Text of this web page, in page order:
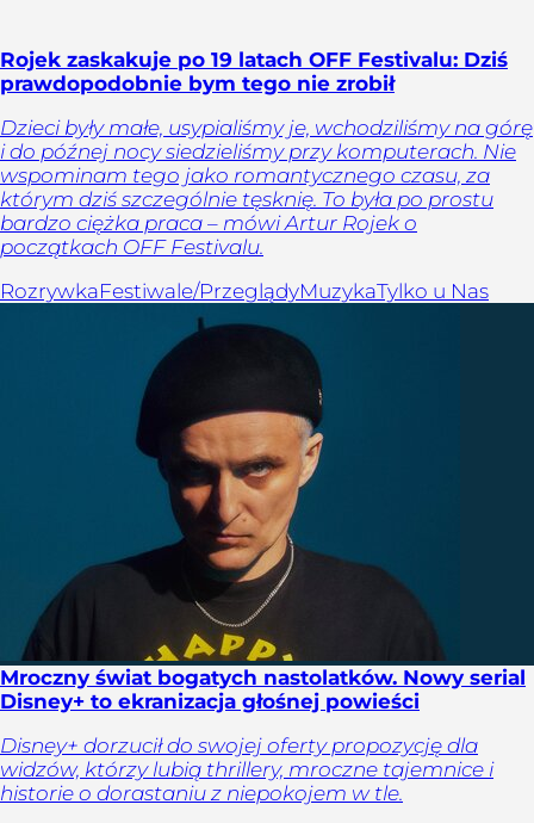
Rojek zaskakuje po 19 latach OFF Festivalu: Dziś
prawdopodobnie bym tego nie zrobił
Dzieci były małe, usypialiśmy je, wchodziliśmy na górę
i do późnej nocy siedzieliśmy przy komputerach. Nie
wspominam tego jako romantycznego czasu, za
którym dziś szczególnie tęsknię. To była po prostu
bardzo ciężka praca – mówi Artur Rojek o
początkach OFF Festivalu.
RozrywkaFestiwale/PrzeglądyMuzykaTylko u Nas
Mroczny świat bogatych nastolatków. Nowy serial
Disney+ to ekranizacja głośnej powieści
Disney+ dorzucił do swojej oferty propozycję dla
widzów, którzy lubią thrillery, mroczne tajemnice i
historie o dorastaniu z niepokojem w tle.